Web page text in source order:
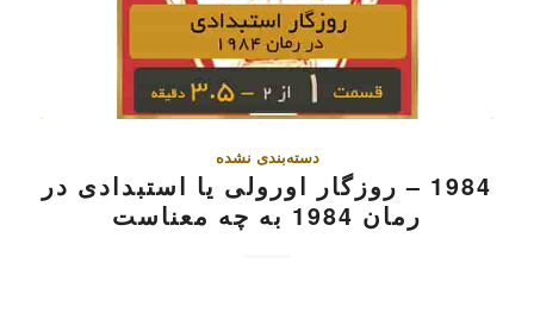
دسته‌بندی نشده
1984 – روزگار اورولی یا استبدادی در
رمان 1984 به چه معناست